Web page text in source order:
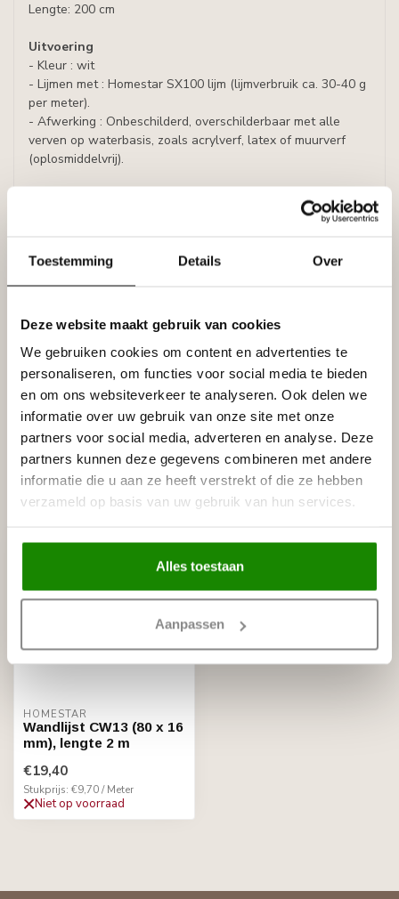
Toestemming Details Over
Deze website maakt gebruik van cookies
We gebruiken cookies om content en advertenties te
personaliseren, om functies voor social media te bieden
en om ons websiteverkeer te analyseren. Ook delen we
informatie over uw gebruik van onze site met onze
partners voor social media, adverteren en analyse. Deze
partners kunnen deze gegevens combineren met andere
informatie die u aan ze heeft verstrekt of die ze hebben
verzameld op basis van uw gebruik van hun services.
Alles toestaan
Aanpassen
Lengte: 200 cm
Uitvoering
- Kleur : wit
- Lijmen met : Homestar SX100 lijm (lijmverbruik ca. 30-40 g
per meter).
- Afwerking : Onbeschilderd, overschilderbaar met alle
verven op waterbasis, zoals acrylverf, latex of muurverf
(oplosmiddelvrij).
Reviews
Tags
Gerelateerde producten
HOMESTAR
Homestar Lijmkoker SX100 (490
g)
Op voorraad
€8,95
Recent bekeken
HOMESTAR
Wandlijst CW13 (80 x 16
mm), lengte 2 m
€19,40
Stukprijs: €9,70 / Meter
Niet op voorraad